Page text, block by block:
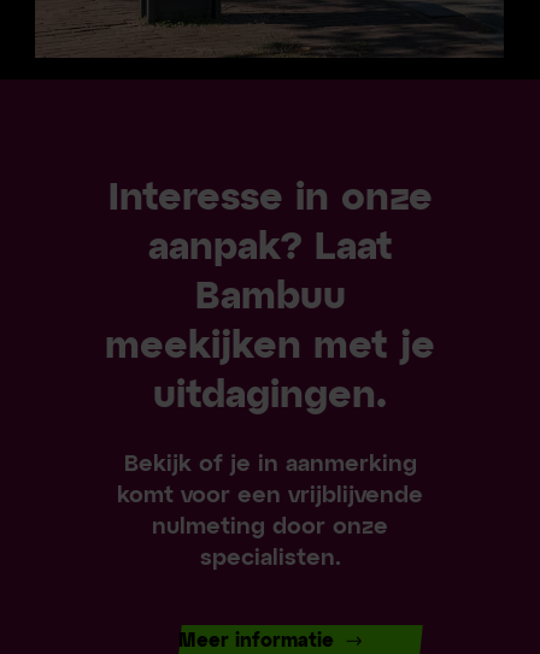
Interesse in onze
aanpak? Laat
Bambuu
meekijken met je
uitdagingen.
Bekijk of je in aanmerking
komt voor een vrijblijvende
nulmeting door onze
specialisten.
Meer informatie